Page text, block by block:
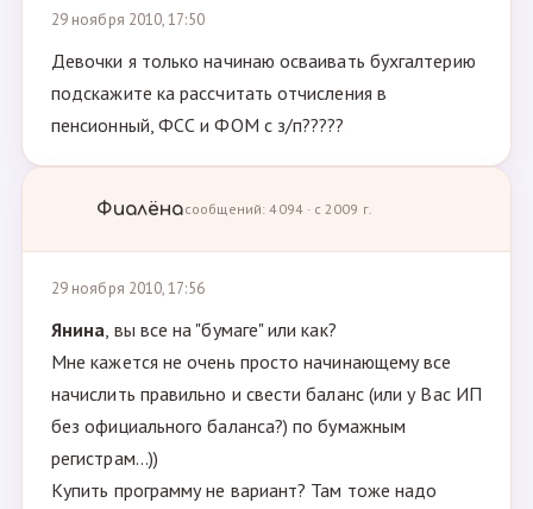
29 ноября 2010, 17:50
Девочки я только начинаю осваивать бухгалтерию
подскажите ка рассчитать отчисления в
пенсионный, ФСС и ФОМ с з/п?????
Фиалёнасообщений: 4094 · с 2009 г.
29 ноября 2010, 17:56
Янина, вы все на "бумаге" или как?
Мне кажется не очень просто начинающему все
начислить правильно и свести баланс (или у Вас ИП
без официального баланса?) по бумажным
регистрам...))
Купить программу не вариант? Там тоже надо